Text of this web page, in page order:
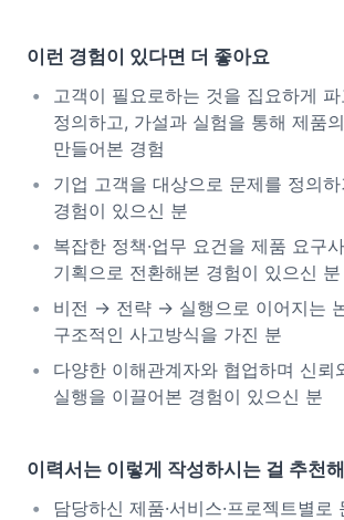
이런 경험이 있다면 더 좋아요
고객이 필요로하는 것을 집요하게
정의하고, 가설과 실험을 통해 제품
만들어본 경험
기업 고객을 대상으로 문제를 정의
경험이 있으신 분
복잡한 정책·업무 요건을 제품 요구
기획으로 전환해본 경험이 있으신 분
비전 → 전략 → 실행으로 이어지는
구조적인 사고방식을 가진 분
다양한 이해관계자와 협업하며 신뢰
실행을 이끌어본 경험이 있으신 분
이력서는 이렇게 작성하시는 걸 추천
담당하신 제품·서비스·프로젝트별